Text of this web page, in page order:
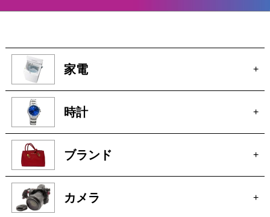
家電 +
時計 +
ブランド +
カメラ +